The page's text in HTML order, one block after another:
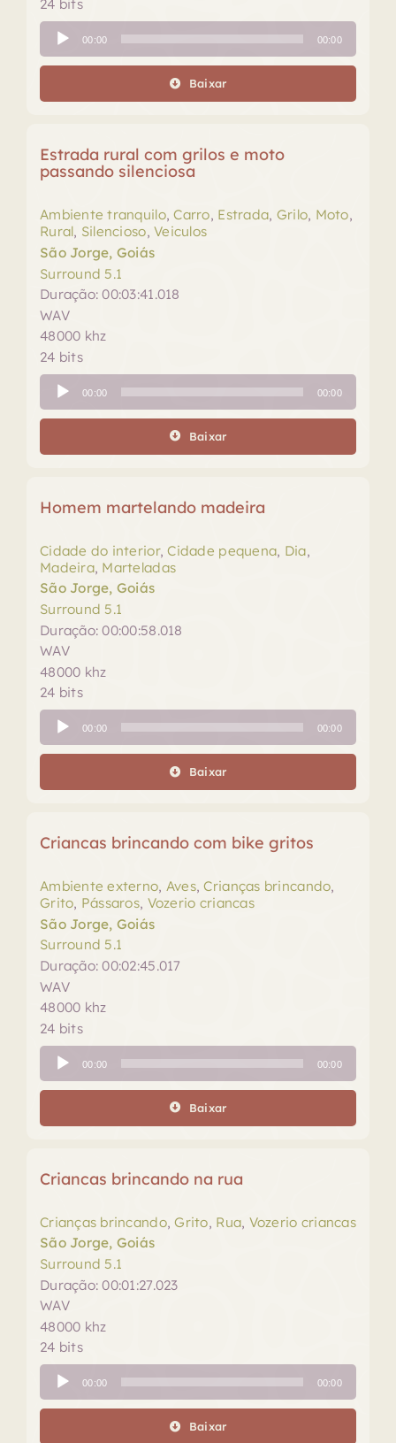
24 bits
Tocador
de
áudio
00:00 00:00
Baixar
Estrada rural com grilos e moto
passando silenciosa
Ambiente tranquilo,Carro, Estrada, Grilo, Moto,
Rural, Silencioso,Veiculos
São Jorge, Goiás
Surround 5.1
Duração: 00:03:41.018
WAV
48000 khz
24 bits
Tocador
de
áudio
00:00 00:00
Baixar
Homem martelando madeira
Cidade do interior,Cidade pequena, Dia,
Madeira, Marteladas
São Jorge, Goiás
Surround 5.1
Duração: 00:00:58.018
WAV
48000 khz
24 bits
Tocador
de
áudio
00:00 00:00
Baixar
Criancas brincando com bike gritos
Ambiente externo, Aves,Crianças brincando,
Grito, Pássaros, Vozerio criancas
São Jorge, Goiás
Surround 5.1
Duração: 00:02:45.017
WAV
48000 khz
24 bits
Tocador
de
áudio
00:00 00:00
Baixar
Criancas brincando na rua
Crianças brincando,Grito, Rua, Vozerio criancas
São Jorge, Goiás
Surround 5.1
Duração: 00:01:27.023
WAV
48000 khz
24 bits
Tocador
de
áudio
00:00 00:00
Baixar